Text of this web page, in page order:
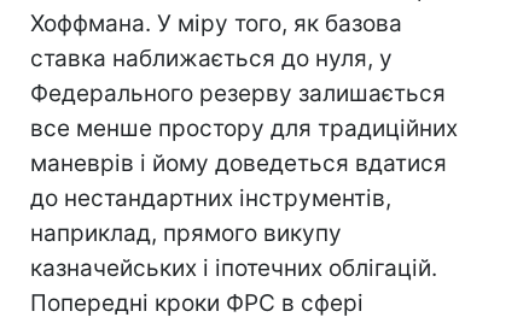
Хоффмана. У міру того, як базова
ставка наближається до нуля, у
Федерального резерву залишається
все менше простору для традиційних
маневрів і йому доведеться вдатися
до нестандартних інструментів,
наприклад, прямого викупу
казначейських і іпотечних облігацій.
Попередні кроки ФРС в сфері